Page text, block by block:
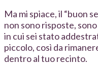
Ma mi spiace, il “buon
non sono risposte,
in cui sei stato
piccolo, così da
dentro al tuo recinto.